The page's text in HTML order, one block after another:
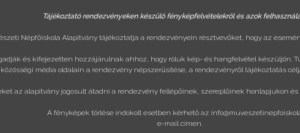
Tájékoztató rendezvényeken készülő fényképfelvételekről és azok
Népfőiskola Alapítvány tájékoztatja a rendezvényein résztvevőket, hogy az
és kifejezetten hozzájárulnak ahhoz, hogy róluk kép- és hangfelvétel készüljön.
média oldalain a rendezvény népszerűsítése, a rendezvényről tájékoztatás
az alapítvány jogosult átadni a rendezvény fellépőinek, szereplőinek honlapjukon
A fényképek törlése indokolt esetben kérhető az
e-mail címen.